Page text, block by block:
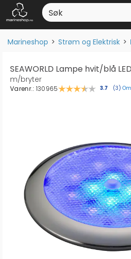
Marineshop>Strøm og Elektrisk>
SEAWORLD Lampe hvit/blå
m/bryter
Varenr.: 130965 3.7 (3)